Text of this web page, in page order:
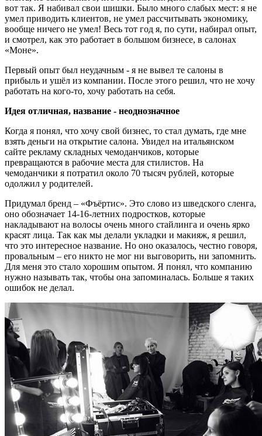
вот так. Я набивал свои шишки. Было много слабых мест: я не
умел приводить клиентов, не умел рассчитывать экономику,
вообще ничего не умел! Весь тот год я, по сути, набирал опыт,
и смотрел, как это работает в большом бизнесе, в салонах
«Моне».
Первый опыт был неудачным - я не вывел те салоны в
прибыль и ушёл из компании. После этого решил, что не хочу
работать на кого-то, хочу работать на себя.
Идея отличная, название - неоднозначное
Когда я понял, что хочу свой бизнес, то стал думать, где мне
взять деньги на открытие салона. Увидел на итальянском
сайте рекламу складных чемоданчиков, которые
превращаются в рабочие места для стилистов. На
чемоданчики я потратил около 70 тысяч рублей, которые
одолжил у родителей.
Придумал бренд – «Фъёртис». Это слово из шведского сленга,
оно обозначает 14-16-летних подростков, которые
накладывают на волосы очень много стайлинга и очень ярко
красят лица. Так как мы делали укладки и макияж, я решил,
что это интересное название. Но оно оказалось, честно говоря,
провальным – его никто не мог ни выговорить, ни запомнить.
Для меня это стало хорошим опытом. Я понял, что компанию
нужно называть так, чтобы она запоминалась. Больше я таких
ошибок не делал.